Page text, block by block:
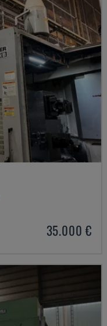
35.000 €